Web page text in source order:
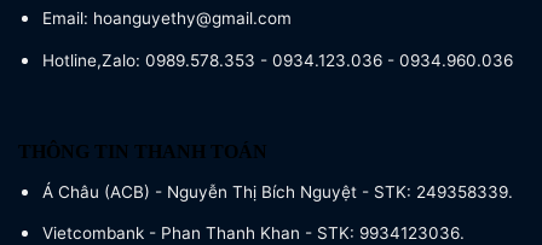
Email: hoanguyethy@gmail.com
Hotline,Zalo: 0989.578.353 - 0934.123.036 - 0934.960.036
THÔNG TIN THANH TOÁN
Á Châu (ACB) - Nguyễn Thị Bích Nguyệt - STK: 249358339.
Vietcombank - Phan Thanh Khan - STK: 9934123036.